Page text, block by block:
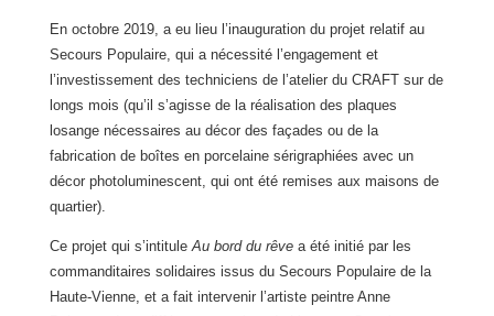
En octobre 2019, a eu lieu l’inauguration du projet relatif au
Secours Populaire, qui a nécessité l’engagement et
l’investissement des techniciens de l’atelier du CRAFT sur de
longs mois (qu’il s’agisse de la réalisation des plaques
losange nécessaires au décor des façades ou de la
fabrication de boîtes en porcelaine sérigraphiées avec un
décor photoluminescent, qui ont été remises aux maisons de
quartier).
Ce projet qui s’intituleAu bord du rêvea été initié par les
commanditaires solidaires issus du Secours Populaire de la
Haute-Vienne, et a fait intervenir l’artiste peintre Anne